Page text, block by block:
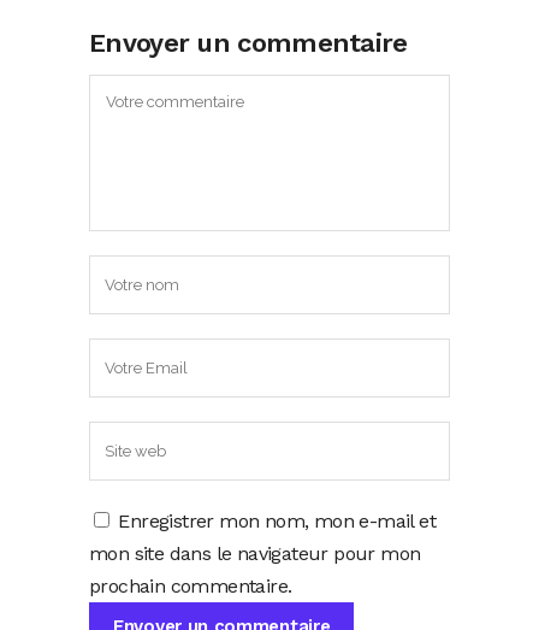
Envoyer un commentaire
Enregistrer mon nom, mon e-mail et
mon site dans le navigateur pour mon
prochain commentaire.